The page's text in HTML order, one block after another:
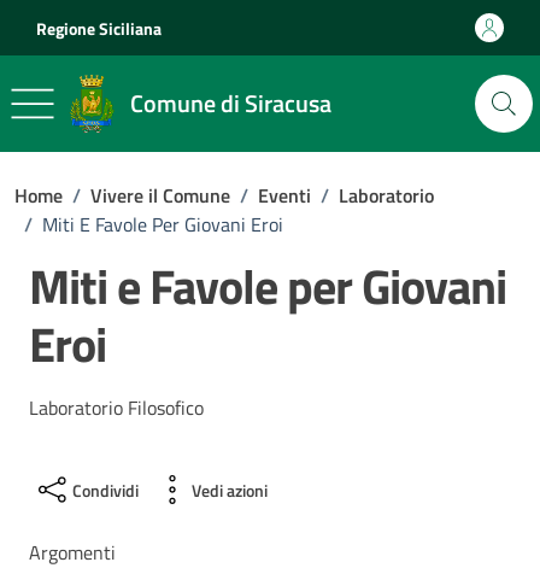
Regione Siciliana
Comune di Siracusa
Home / Vivere il Comune / Eventi / Laboratorio
/ Miti E Favole Per Giovani Eroi
Miti e Favole per Giovani
Eroi
Laboratorio Filosofico
Condividi Vedi azioni
Argomenti